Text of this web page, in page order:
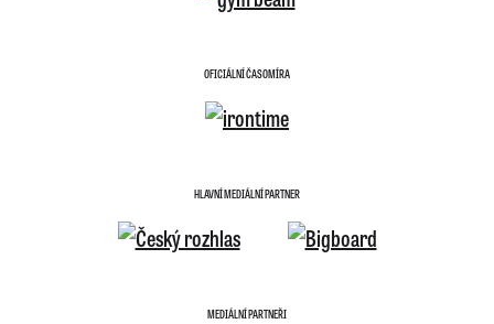
OFICIÁLNÍ ČASOMÍRA
HLAVNÍ MEDIÁLNÍ PARTNER
MEDIÁLNÍ PARTNEŘI